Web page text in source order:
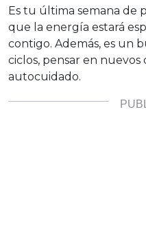
Es tu última semana de
que la energía estará
contigo. Además, es un
ciclos, pensar en nuevos
autocuidado.